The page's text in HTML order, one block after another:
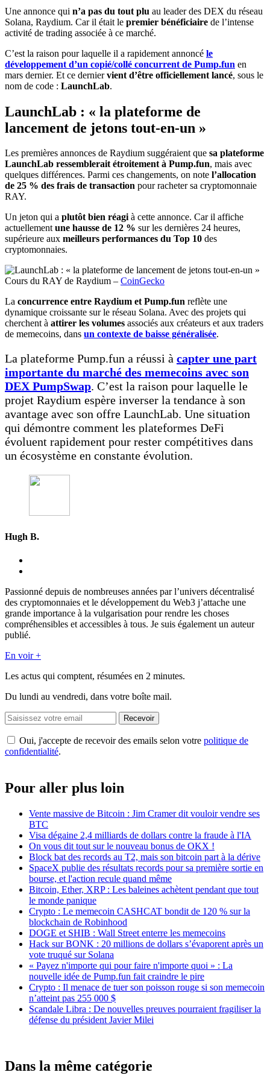
Une annonce qui n’a pas du tout plu au leader des DEX du réseau
Solana, Raydium. Car il était le premier bénéficiaire de l’intense
activité de trading associée à ce marché.
C’est la raison pour laquelle il a rapidement annoncé le
développement d’un copié/collé concurrent de Pump.fun en
mars dernier. Et ce derniervient d’être officiellement lancé, sous le
nom de code : LaunchLab.
LaunchLab : « la plateforme de
lancement de jetons tout-en-un »
Les premières annonces de Raydium suggéraient que sa plateforme
LaunchLab ressemblerait étroitement à Pump.fun, mais avec
quelques différences. Parmi ces changements, on note l’allocation
de 25 % des frais de transaction pour racheter sa cryptomonnaie
RAY.
Un jeton qui a plutôt bien réagià cette annonce. Car il affiche
actuellementune hausse de 12 % sur les dernières 24 heures,
supérieure aux meilleurs performances du Top 10 des
cryptomonnaies.
Cours du RAY de Raydium – CoinGecko
La concurrence entre Raydium et Pump.fun reflète une
dynamique croissante sur le réseau Solana. Avec des projets qui
cherchent à attirer les volumes associés aux créateurs et aux traders
de memecoins, dans un contexte de baisse généralisée.
La plateforme Pump.fun a réussi à capter une part
importante du marché des memecoins avec son
DEX PumpSwap. C’est la raison pour laquelle le
projet Raydium espère inverser la tendance à son
avantage avec son offre LaunchLab. Une situation
qui démontre comment les plateformes DeFi
évoluent rapidement pour rester compétitives dans
un écosystème en constante évolution.
Hugh B.
Passionné depuis de nombreuses années par l’univers décentralisé
des cryptomonnaies et le développement du Web3 j’attache une
grande importance à la vulgarisation pour rendre les choses
compréhensibles et accessibles à tous. Je suis également un auteur
publié.
En voir +
Les actus qui comptent, résumées en 2 minutes.
Du lundi au vendredi, dans votre boîte mail.
Recevoir
Oui, j'accepte de recevoir des emails selon votre politique de
confidentialité.
Pour aller plus loin
Vente massive de Bitcoin : Jim Cramer dit vouloir vendre ses
BTC
Visa dégaine 2,4 milliards de dollars contre la fraude à l'IA
On vous dit tout sur le nouveau bonus de OKX !
Block bat des records au T2, mais son bitcoin part à la dérive
SpaceX publie des résultats records pour sa première sortie en
bourse, et l'action recule quand même
Bitcoin, Ether, XRP : Les baleines achètent pendant que tout
le monde panique
Crypto : Le memecoin CASHCAT bondit de 120 % sur la
blockchain de Robinhood
DOGE et SHIB : Wall Street enterre les memecoins
Hack sur BONK : 20 millions de dollars s’évaporent après un
vote truqué sur Solana
« Payez n'importe qui pour faire n'importe quoi » : La
nouvelle idée de Pump.fun fait craindre le pire
Crypto : Il menace de tuer son poisson rouge si son memecoin
n’atteint pas 255 000 $
Scandale Libra : De nouvelles preuves pourraient fragiliser la
défense du président Javier Milei
Dans la même catégorie